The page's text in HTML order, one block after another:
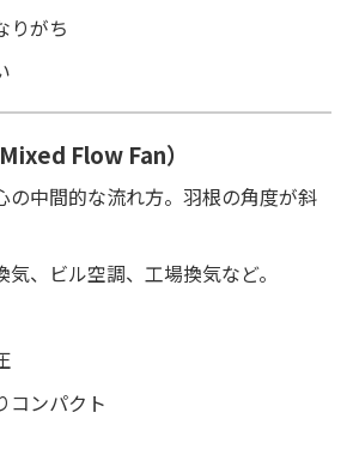
りがち
Flow Fan）
の中間的な流れ方。羽根の角度が斜
、ビル空調、工場換気など。
コンパクト